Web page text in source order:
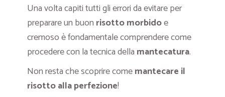
Una volta capiti tutti gli errori da evitare per
preparare un buon risotto morbidoe
cremoso è fondamentale comprendere come
procedere con la tecnica della mantecatura.
Non resta che scoprire comemantecare il
risotto alla perfezione!